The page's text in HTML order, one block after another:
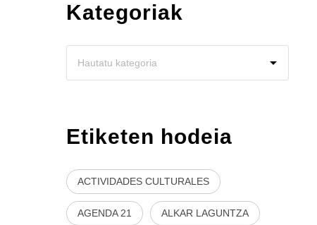
Kategoriak
Etiketen hodeia
ACTIVIDADES CULTURALES
AGENDA 21 ALKAR LAGUNTZA